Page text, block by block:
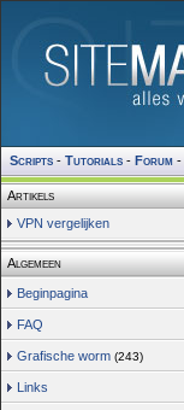
Scripts - Tutorials - Forum -
Artikels
VPN vergelijken
Algemeen
Beginpagina
FAQ
Grafische worm (243)
Links